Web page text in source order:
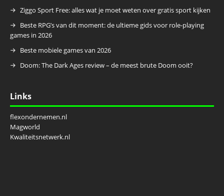
Ziggo Sport Free: alles wat je moet weten over gratis sport kijken
Beste RPG’s van dit moment: de ultieme gids voor role-playing
games in 2026
Beste mobiele games van 2026
Doom: The Dark Ages review – de meest brute Doom ooit?
Links
flexondernemen.nl
Magworld
Kwaliteitsnetwerk.nl